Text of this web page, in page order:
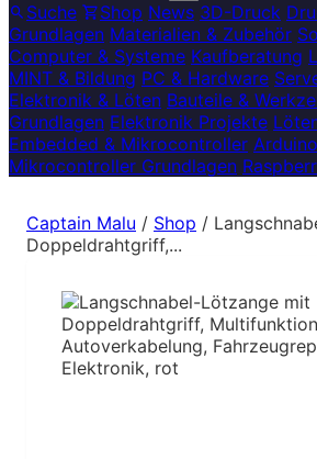
Suche
Shop News 3D-Druck
Grundlagen Materialien & Zubehör
Computer & Systeme Kaufberatung
MINT & Bildung PC & Hardware
Elektronik & Löten Bauteile &
Grundlagen Elektronik Projekte
Embedded & Mikrocontroller Arduino
Mikrocontroller Grundlagen
Captain Malu / Shop /
Doppeldrahtgriff,...